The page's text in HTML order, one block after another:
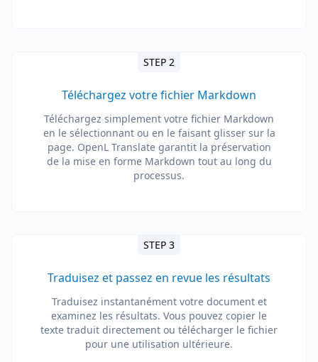
STEP 2
Téléchargez votre fichier Markdown
Téléchargez simplement votre fichier Markdown
en le sélectionnant ou en le faisant glisser sur la
page. OpenL Translate garantit la préservation
de la mise en forme Markdown tout au long du
processus.
STEP 3
Traduisez et passez en revue les résultats
Traduisez instantanément votre document et
examinez les résultats. Vous pouvez copier le
texte traduit directement ou télécharger le fichier
pour une utilisation ultérieure.